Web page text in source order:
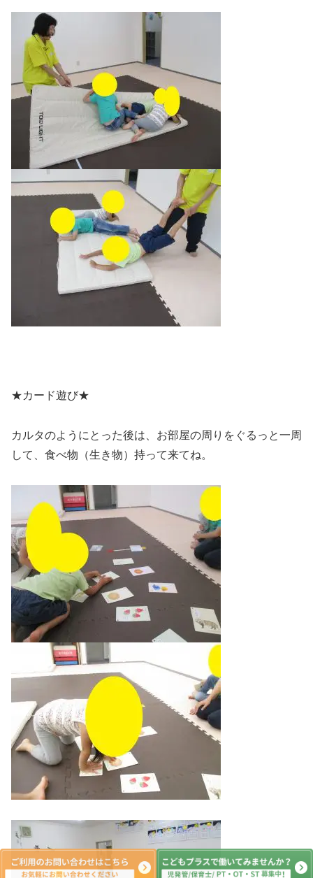
★カード遊び★
カルタのようにとった後は、お部屋の周りをぐるっと一周
して、食べ物（生き物）持って来てね。